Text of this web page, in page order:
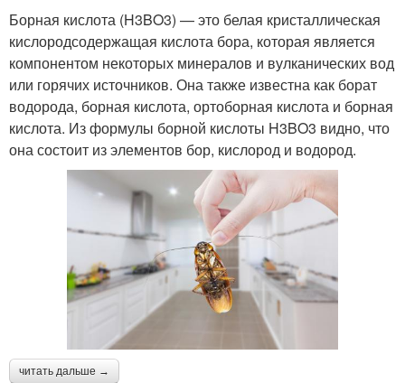
Борная кислота (H3BO3) — это белая кристаллическая
кислородсодержащая кислота бора, которая является
компонентом некоторых минералов и вулканических вод
или горячих источников. Она также известна как борат
водорода, борная кислота, ортоборная кислота и борная
кислота. Из формулы борной кислоты H3BO3 видно, что
она состоит из элементов бор, кислород и водород.
читать дальше →